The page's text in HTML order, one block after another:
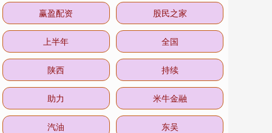
赢盈配资 股民之家
上半年 全国
陕西 持续
助力 米牛金融
汽油 东吴